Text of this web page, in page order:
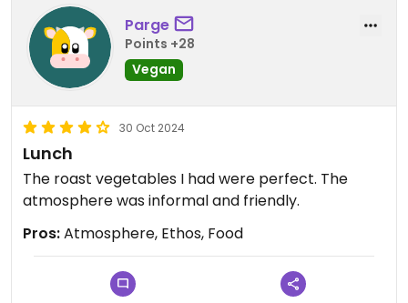
Parge
Points +28
Vegan
30 Oct 2024
Lunch
The roast vegetables I had were perfect. The
atmosphere was informal and friendly.
Pros:Atmosphere, Ethos, Food